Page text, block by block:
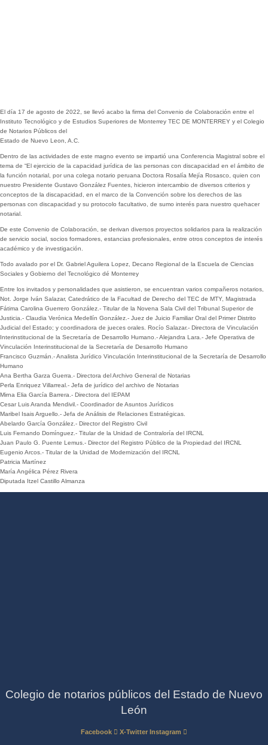
El día 17 de agosto de 2022, se llevó acabo la firma del Convenio de Colaboración entre el
Instituto Tecnológico y de Estudios Superiores de Monterrey TEC DE MONTERREY y el Colegio
de Notarios Públicos del
Estado de Nuevo Leon, A.C.
Dentro de las actividades de este magno evento se impartió una Conferencia Magistral sobre el
tema de “El ejercicio de la capacidad jurídica de las personas con discapacidad en el ámbito de
la función notarial, por una colega notario peruana Doctora Rosalía Mejía Rosasco, quien con
nuestro Presidente Gustavo González Fuentes, hicieron intercambio de diversos criterios y
conceptos de la discapacidad, en el marco de la Convención sobre los derechos de las
personas con discapacidad y su protocolo facultativo, de sumo interés para nuestro quehacer
notarial.
De este Convenio de Colaboración, se derivan diversos proyectos solidarios para la realización
de servicio social, socios formadores, estancias profesionales, entre otros conceptos de interés
académico y de investigación.
Todo avalado por el Dr. Gabriel Aguilera Lopez, Decano Regional de la Escuela de Ciencias
Sociales y Gobierno del Tecnológico dé Monterrey
Entre los invitados y personalidades que asistieron, se encuentran varios compañeros notarios,
Not. Jorge Iván Salazar, Catedrático de la Facultad de Derecho del TEC de MTY, Magistrada
Fátima Carolina Guerrero González.- Titular de la Novena Sala Civil del Tribunal Superior de
Justicia.- Claudia Verónica Medellín González.- Juez de Juicio Familiar Oral del Primer Distrito
Judicial del Estado; y coordinadora de jueces orales. Rocío Salazar.- Directora de Vinculación
Interinstitucional de la Secretaría de Desarrollo Humano.- Alejandra Lara.- Jefe Operativa de
Vinculación Interinstitucional de la Secretaría de Desarrollo Humano
Francisco Guzmán.- Analista Jurídico Vinculación Interinstitucional de la Secretaría de Desarrollo
Humano
Ana Bertha Garza Guerra.- Directora del Archivo General de Notarias
Perla Enriquez Villarreal.- Jefa de jurídico del archivo de Notarias
Mirna Elia García Barrera.- Directora del IEPAM
Cesar Luis Aranda Mendivil.- Coordinador de Asuntos Jurídicos
Maribel Isais Arguello.- Jefa de Análisis de Relaciones Estratégicas.
Abelardo García González.- Director del Registro Civil
Luis Fernando Domínguez.- Titular de la Unidad de Contraloría del IRCNL
Juan Paulo G. Puente Lemus.- Director del Registro Público de la Propiedad del IRCNL
Eugenio Arcos.- Titular de la Unidad de Modernización del IRCNL
Patricia Martínez
María Angélica Pérez Rivera
Diputada Itzel Castillo Almanza
Colegio de notarios públicos del Estado de Nuevo
León
Facebook X-Twitter Instagram